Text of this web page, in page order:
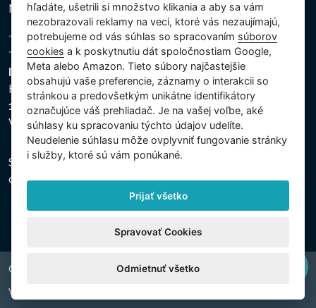
Nastavenie cookies
Intex Trading, s.r.o.
Hradecká 2526/3
130 00 Praha 3
Vinohrady - Česká republika
Spoločnosť je zapísaná na Mestskom súde v Prahe,
oddiel C, vložka 74759, IČO 26150808, DIČ CZ26150808.
Copyright © 2026 INTEX TRADING s.r.o. All rights reserved.
Web by
hľadáte, ušetrili si množstvo klikania a aby sa vám
nezobrazovali reklamy na veci, ktoré vás nezaujímajú,
potrebujeme od vás súhlas so spracovaním súborov
cookies a k poskytnutiu dát spoločnostiam Google,
Meta alebo Amazon. Tieto súbory najčastejšie
obsahujú vaše preferencie, záznamy o interakcii so
stránkou a predovšetkým unikátne identifikátory
označujúce váš prehliadač. Je na vašej voľbe, aké
súhlasy ku spracovaniu týchto údajov udelíte.
Neudelenie súhlasu mȏže ovplyvniť fungovanie stránky
i služby, ktoré sú vám ponúkané.
Prijať všetko
Spravovať Cookies
Odmietnuť všetko